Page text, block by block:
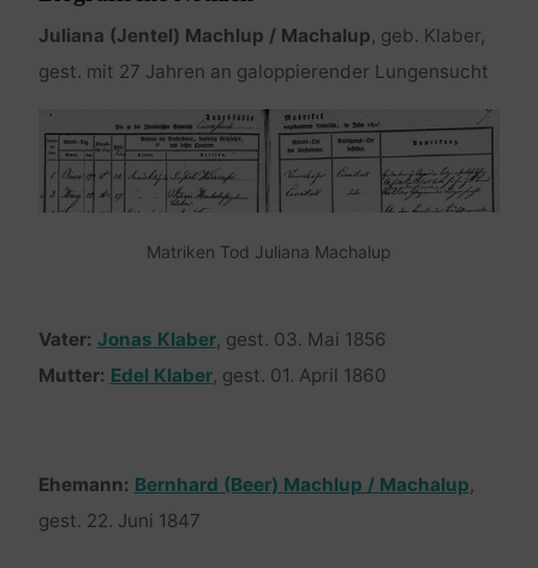
Juliana (Jentel) Machlup / Machalup, geb. Klaber,
gest. mit 27 Jahren an galoppierender Lungensucht
Matriken Tod Juliana Machalup
Vater: Jonas Klaber, gest. 03. Mai 1856
Mutter: Edel Klaber, gest. 01. April 1860
Ehemann: Bernhard (Beer) Machlup / Machalup,
gest. 22. Juni 1847